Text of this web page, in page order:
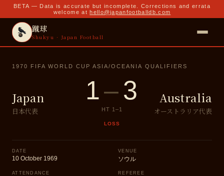
BETA — Data is accurate but incomplete. Corrections and errata
welcome at hello@japanfootballdb.com
蹴球
Shukyu · Japan Football
1970 FIFA WORLD CUP ASIA/OCEANIA QUALIFIERS
Japan
日本代表
1–3
HT 1 –1
LOSS
Australia
オーストラリア代表
DATE
10 October 1969
VENUE
ソウル
ATTENDANCE REFEREE